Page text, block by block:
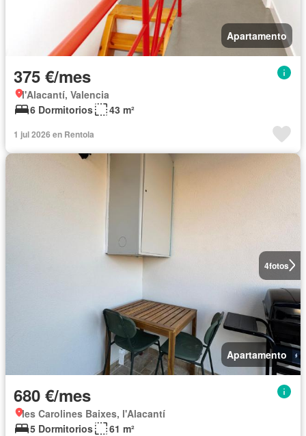
Apartamento
375 €/mes
l'Alacantí, Valencia
6 Dormitorios
43 m²
1 jul 2026 en Rentola
4fotos
Apartamento
680 €/mes
les Carolines Baixes, l'Alacantí
5 Dormitorios
61 m²